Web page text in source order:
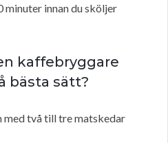
minuter innan du sköljer
kaffebryggare
bästa sätt?
med två till tre matskedar